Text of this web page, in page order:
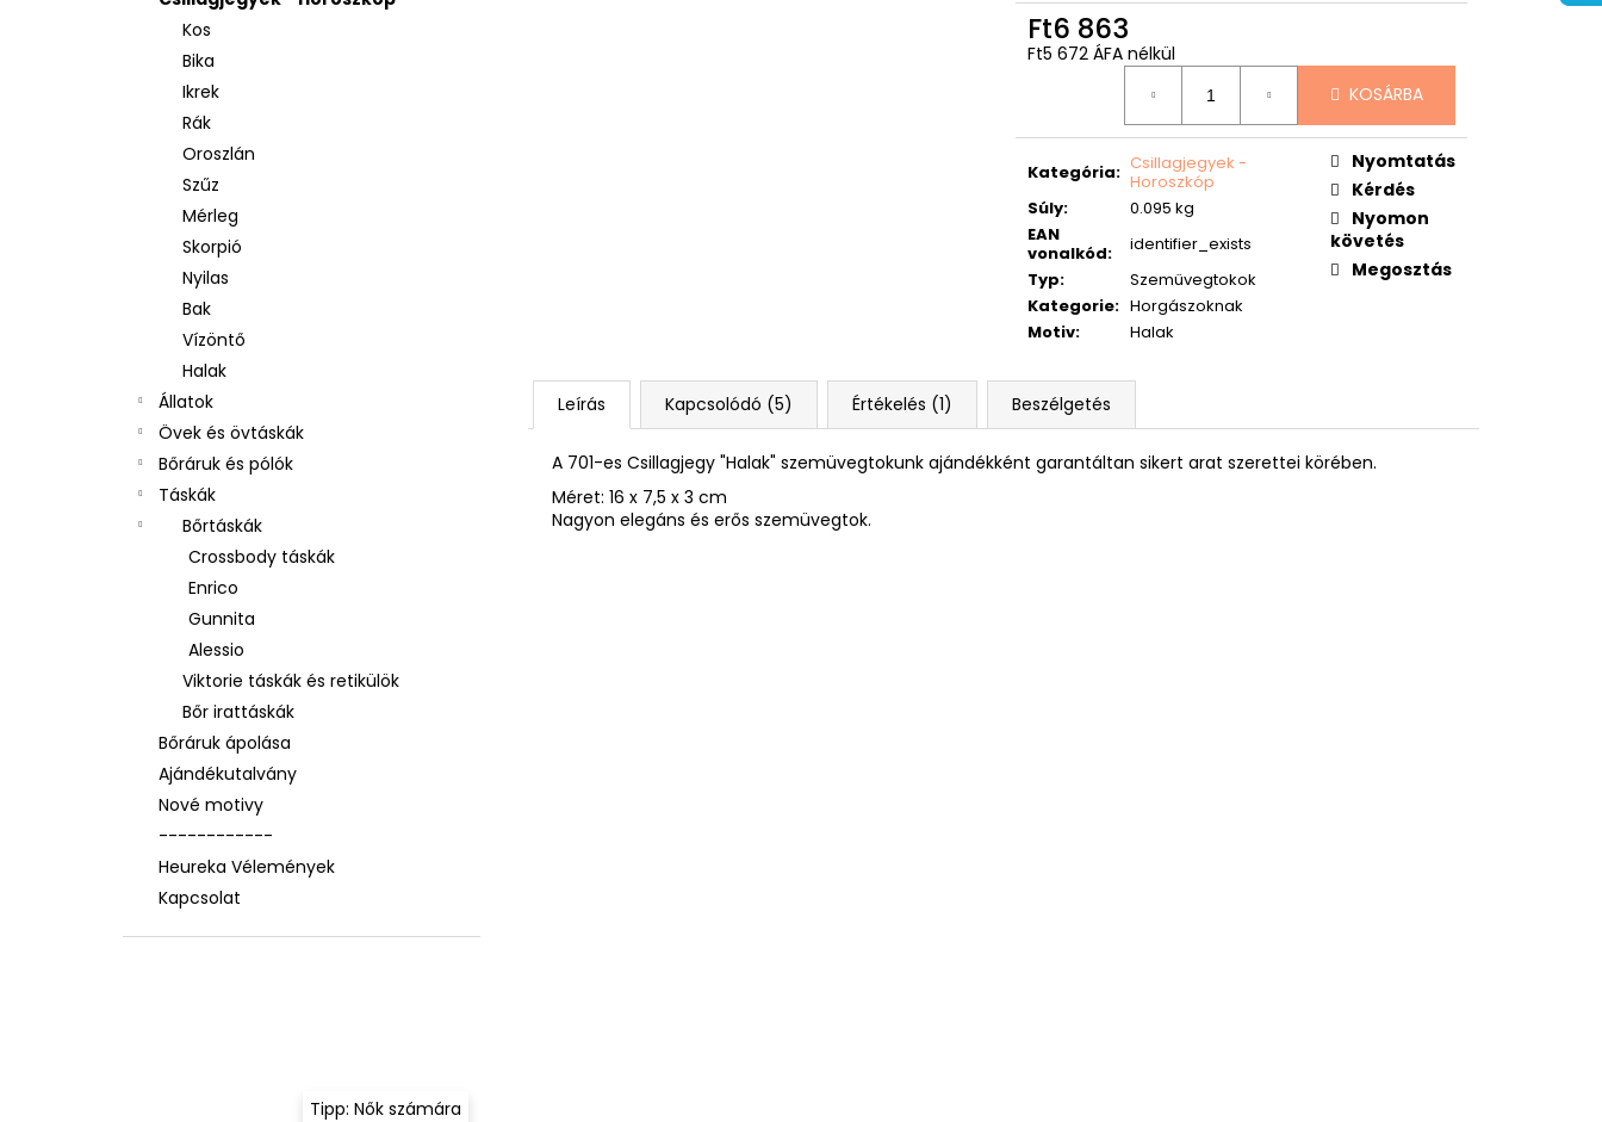
Kos
Bika
Ikrek
Rák
Oroszlán
Szűz
Mérleg
Skorpió
Nyilas
Bak
Vízöntő
Halak
Állatok
Övek és övtáskák
Bőráruk és pólók
Táskák
Bőrtáskák
Crossbody táskák
Enrico
Gunnita
Alessio
Viktorie táskák és retikülök
Bőr irattáskák
Bőráruk ápolása
Ajándékutalvány
Nové motivy
------------
Heureka Vélemények
Kapcsolat
Tipp: Nők számára
Ft6 863
Ft5 672 ÁFA nélkül
KOSÁRBA
Kategória: Csillagjegyek -
Horoszkóp
Súly:
0.095 kg
EAN
vonalkód:
identifier_exists
Typ:
Szemüvegtokok
Kategorie: Horgászoknak
Motiv: Halak
Nyomtatás
Kérdés
Nyomon
követés
Megosztás
Leírás Kapcsolódó (5) Értékelés (1) Beszélgetés
A 701-es Csillagjegy "Halak" szemüvegtokunk ajándékként garantáltan sikert arat szerettei körében.
Méret: 16 x 7,5 x 3 cm
Nagyon elegáns és erős szemüvegtok.